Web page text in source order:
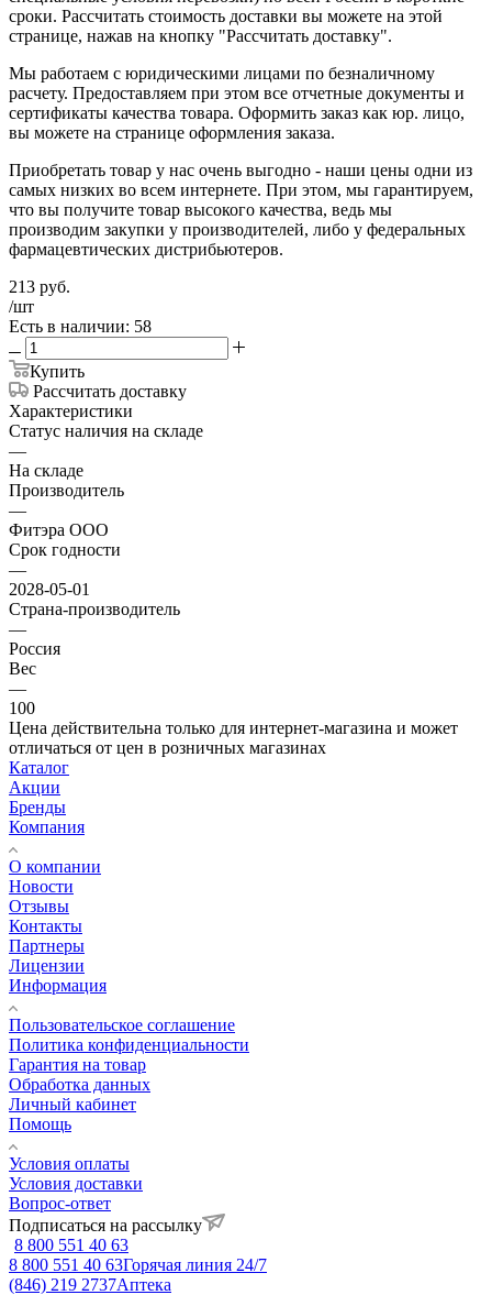
сроки. Рассчитать стоимость доставки вы можете на этой
странице, нажав на кнопку "Рассчитать доставку".
Мы работаем с юридическими лицами по безналичному
расчету. Предоставляем при этом все отчетные документы и
сертификаты качества товара. Оформить заказ как юр. лицо,
вы можете на странице оформления заказа.
Приобретать товар у нас очень выгодно - наши цены одни из
самых низких во всем интернете. При этом, мы гарантируем,
что вы получите товар высокого качества, ведь мы
производим закупки у производителей, либо у федеральных
фармацевтических дистрибьютеров.
213 руб.
/шт
Есть в наличии: 58
Купить
Рассчитать доставку
Характеристики
Статус наличия на складе
—
На складе
Производитель
—
Фитэра ООО
Срок годности
—
2028-05-01
Страна-производитель
—
Россия
Вес
—
100
Цена действительна только для интернет-магазина и может
отличаться от цен в розничных магазинах
Каталог
Акции
Бренды
Компания
О компании
Новости
Отзывы
Контакты
Партнеры
Лицензии
Информация
Пользовательское соглашение
Политика конфиденциальности
Гарантия на товар
Обработка данных
Личный кабинет
Помощь
Условия оплаты
Условия доставки
Вопрос-ответ
Подписаться на рассылку
8 800 551 40 63
8 800 551 40 63Горячая линия 24/7
(846) 219 2737Аптека